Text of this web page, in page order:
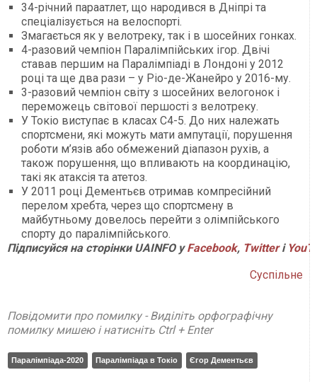
34-річний параатлет, що народився в Дніпрі та
спеціалізується на велоспорті.
Змагається як у велотреку, так і в шосейних гонках.
4-разовий чемпіон Паралімпійських ігор. Двічі
ставав першим на Паралімпіаді в Лондоні у 2012
році та ще два рази – у Ріо-де-Жанейро у 2016-му.
3-разовий чемпіон світу з шосейних велогонок і
переможець світової першості з велотреку.
У Токіо виступає в класах С4-5. До них належать
спортсмени, які можуть мати ампутації, порушення
роботи м’язів або обмежений діапазон рухів, а
також порушення, що впливають на координацію,
такі як атаксія та атетоз.
У 2011 році Дементьєв отримав компресійний
перелом хребта, через що спортсмену в
майбутньому довелось перейти з олімпійського
спорту до паралімпійського.
Підписуйся на сторінки UAINFO уFacebook, Twitterі
Суспільне
Повідомити про помилку - Виділіть орфографічну
помилку мишею і натисніть Ctrl + Enter
Паралімпіада-2020 Паралімпіада в Токіо Єгор Дементьєв